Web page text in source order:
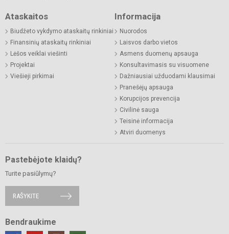
Ataskaitos
Biudžeto vykdymo ataskaitų rinkiniai
Finansinių ataskaitų rinkiniai
Lėšos veiklai viešinti
Projektai
Viešieji pirkimai
Informacija
Nuorodos
Laisvos darbo vietos
Asmens duomenų apsauga
Konsultavimasis su visuomene
Dažniausiai užduodami klausimai
Pranešėjų apsauga
Korupcijos prevencija
Civilinė sauga
Teisinė informacija
Atviri duomenys
Pastebėjote klaidų?
Turite pasiūlymų?
RAŠYKITE
Bendraukime